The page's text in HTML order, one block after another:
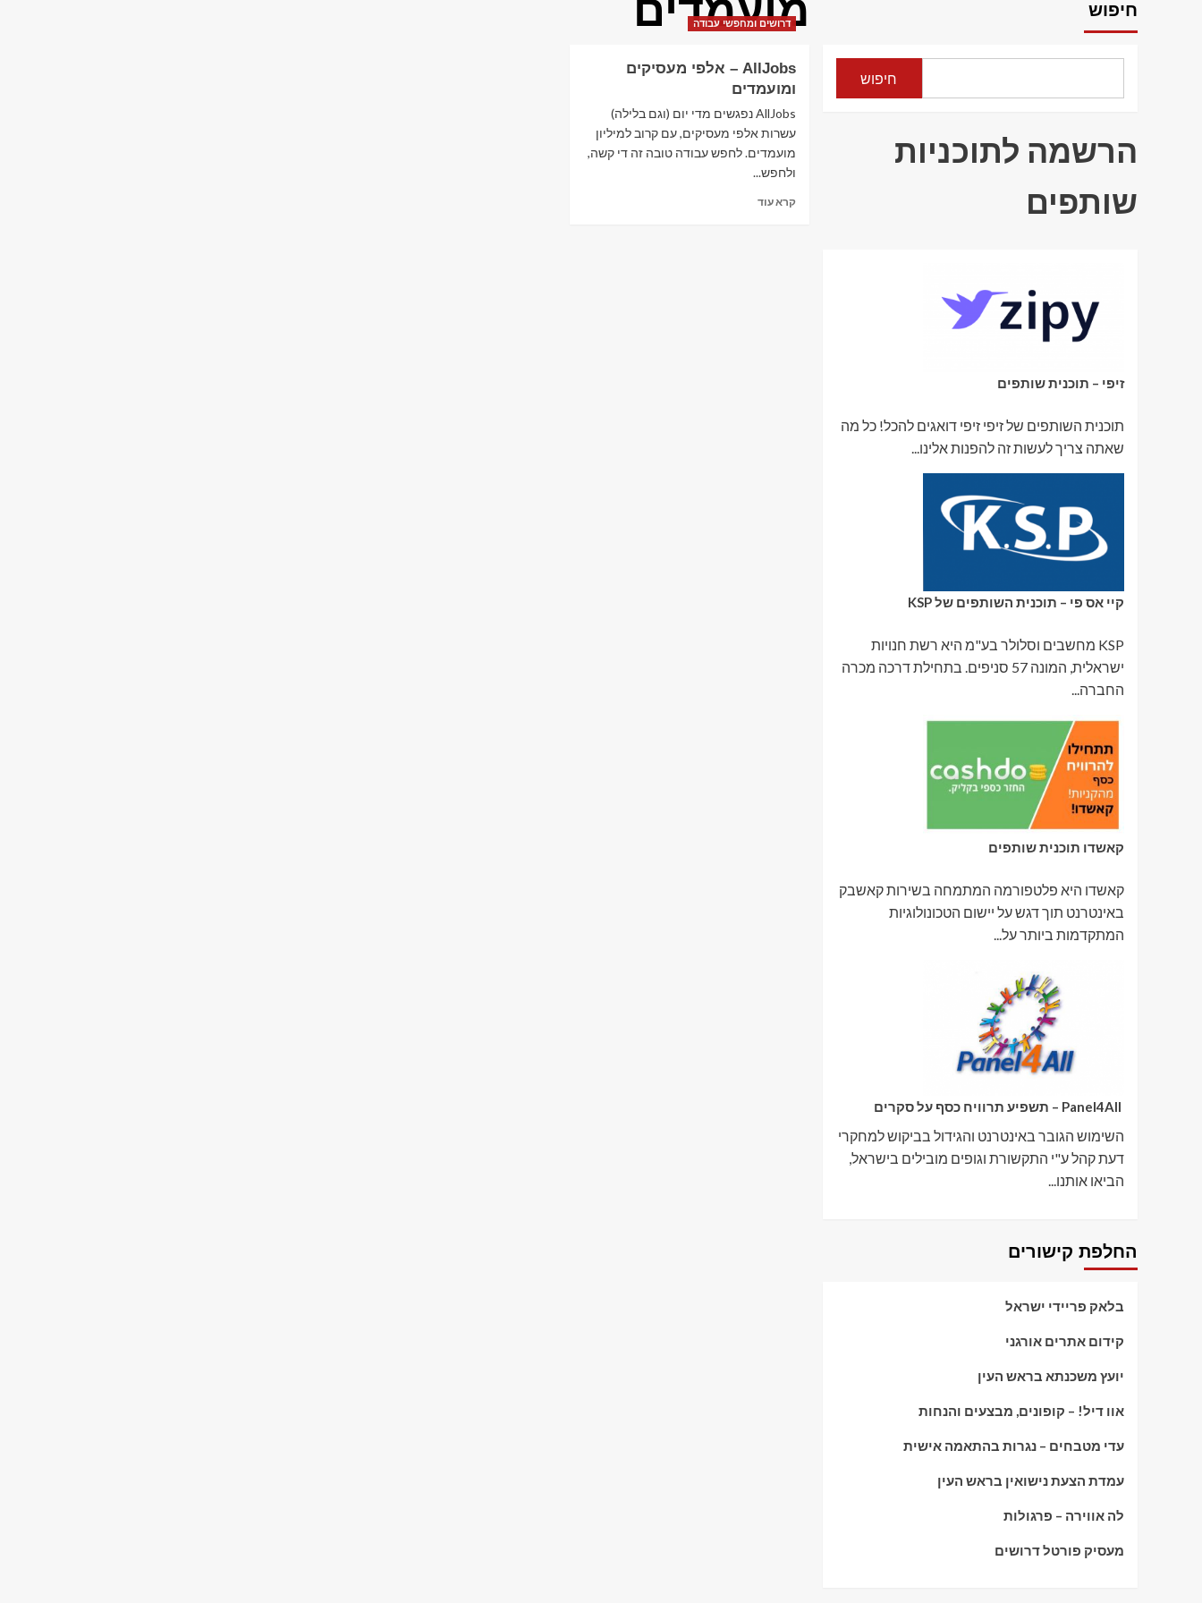
מועמדים
דרושים ומחפשי עבודה
AllJobs – אלפי מעסיקים
ומועמדים
AllJobs נפגשים מדי יום (וגם בלילה)
עשרות אלפי מעסיקים, עם קרוב למיליון
מועמדים. לחפש עבודה טובה זה די קשה,
ולחפש...
קרא עודRead
חיפוש
חיפוש
הרשמה לתוכניות
שותפים
זיפי – תוכנית שותפים
תוכנית השותפים של זיפי זיפי דואגים להכל! כל מה
שאתה צריך לעשות זה להפנות אלינו...
קיי אס פי – תוכנית השותפים של KSP
KSP מחשבים וסלולר בע"מ היא רשת חנויות
ישראלית, המונה 57 סניפים. בתחילת דרכה מכרה
החברה...
קאשדו תוכנית שותפים
קאשדו היא פלטפורמה המתמחה בשירות קאשבק
באינטרנט תוך דגש על יישום הטכונולוגיות
המתקדמות ביותר על...
השימוש הגובר באינטרנט והגידול בביקוש למחקרי
דעת קהל ע"י התקשורת וגופים מובילים בישראל,
הביאו אותנו...
החלפת קישורים
בלאק פריידי ישראל
קידום אתרים אורגני
יועץ משכנתא בראש העין
אוו דיל! – קופונים, מבצעים והנחות
עדי מטבחים – נגרות בהתאמה אישית
עמדת הצעת נישואין בראש העין
לה אווירה – פרגולות
מעסיק פורטל דרושים